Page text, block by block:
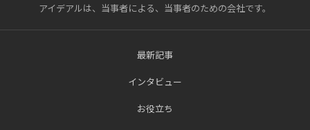
アイデアルは、当事者による、当事者のための会社です。
最新記事
インタビュー
お役立ち